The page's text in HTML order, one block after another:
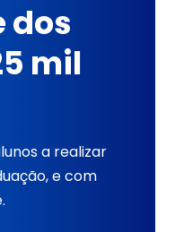
dos
mil
a realizar
e com